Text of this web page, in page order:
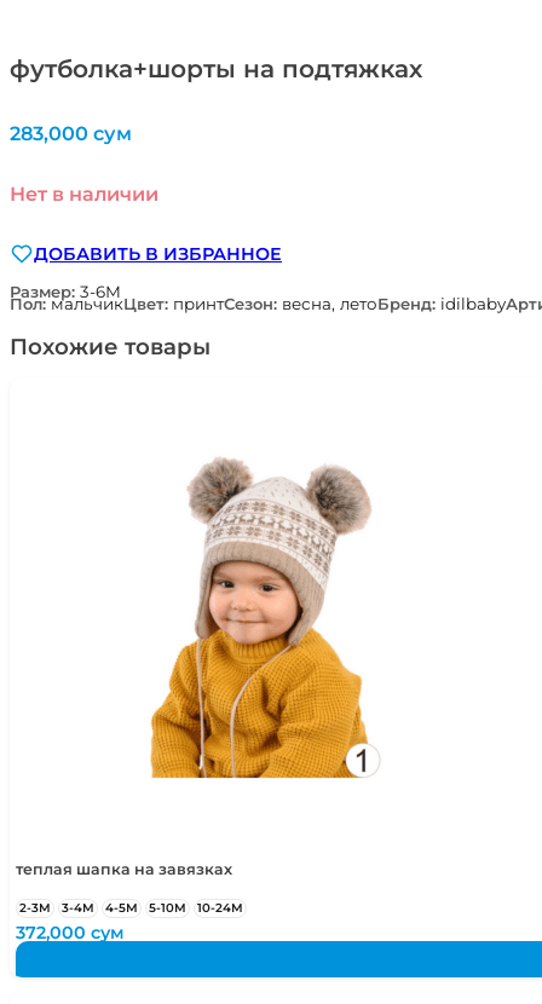
футболка+шорты на подтяжках
283,000 сум
Нет в наличии
ДОБАВИТЬ В ИЗБРАННОЕ
Размер: 3-6М
Пол:мальчикЦвет: принтСезон: весна, летоБренд: idilbaby
Похожие товары
теплая шапка на завязках
2-3М 3-4М 4-5М 5-10М 10-24М
372,000сум